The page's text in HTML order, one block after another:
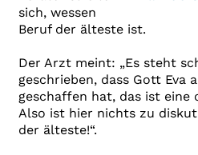
sich, wessen
Beruf der älteste ist.
Der Arzt meint: „Es steht
geschrieben, dass Gott Eva
geschaffen hat, das ist eine
Also ist hier nichts zu
der älteste!“.